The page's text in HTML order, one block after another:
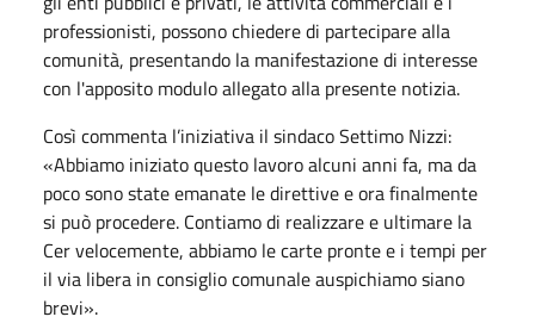
professionisti, possono chiedere di partecipare alla
comunità, presentando la manifestazione di interesse
con l'apposito modulo allegato alla presente notizia.
Così commenta l’iniziativa il sindaco Settimo Nizzi:
«Abbiamo iniziato questo lavoro alcuni anni fa, ma da
poco sono state emanate le direttive e ora finalmente
si può procedere. Contiamo di realizzare e ultimare la
Cer velocemente, abbiamo le carte pronte e i tempi per
il via libera in consiglio comunale auspichiamo siano
brevi».